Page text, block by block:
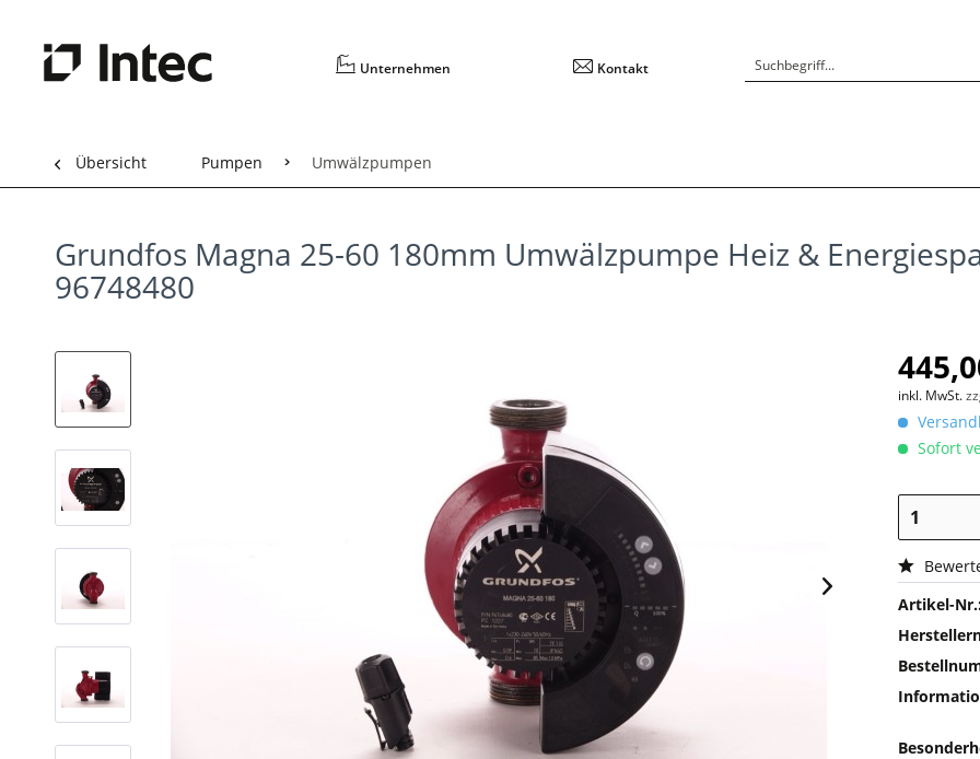
Unternehmen Kontakt
Übersicht Pumpen Umwälzpumpen
Grundfos Magna 25-60 180mm Umwälzpumpe Heiz &
96748480
inkl. MwSt.
Sofort
Artikel-